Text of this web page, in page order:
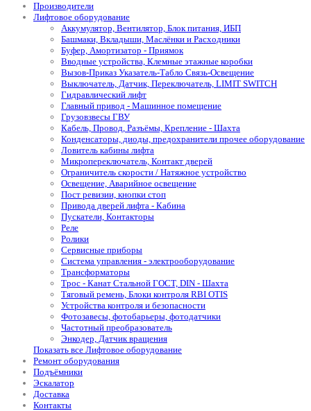
Производители
Лифтовое оборудование
Аккумулятор, Вентилятор, Блок питания, ИБП
Башмаки, Вкладыши, Маслёнки и Расходники
Буфер, Амортизатор - Приямок
Вводные устройства, Клемные этажные коробки
Вызов-Приказ Указатель-Табло Связь-Освещение
Выключатель, Датчик, Переключатель, LIMIT SWITCH
Гидравлический лифт
Главный привод - Машинное помещение
Грузовзвесы ГВУ
Кабель, Провод, Разъёмы, Крепление - Шахта
Конденсаторы, диоды, предохранители прочее оборудование
Ловитель кабины лифта
Микропереключатель, Контакт дверей
Ограничитель скорости / Натяжное устройство
Освещение, Аварийное освещение
Пост ревизии, кнопки стоп
Привода дверей лифта - Кабина
Пускатели, Контакторы
Реле
Ролики
Сервисные приборы
Система управления - электрооборудование
Трансформаторы
Трос - Канат Стальной ГОСТ, DIN - Шахта
Тяговый ремень, Блоки контроля RBI OTIS
Устройства контроля и безопасности
Фотозавесы, фотобарьеры, фотодатчики
Частотный преобразователь
Энкодер, Датчик вращения
Показать все Лифтовое оборудование
Ремонт оборудования
Подъёмники
Эскалатор
Доставка
Контакты